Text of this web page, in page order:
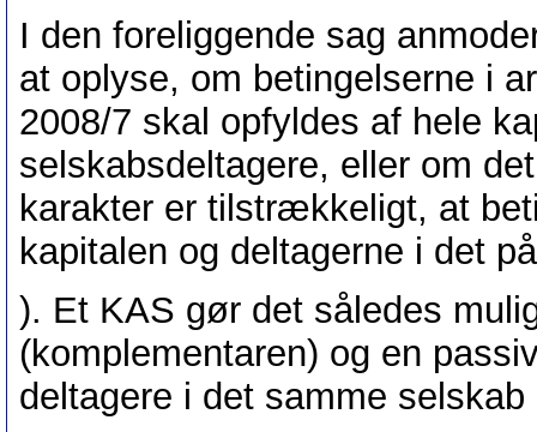
I den foreliggende sag
at oplyse, om betingelserne i
2008/7 skal opfyldes af hele
selskabsdeltagere, eller om
karakter er tilstrækkeligt, at
kapitalen og deltagerne i det
). Et KAS gør det således
(komplementaren) og en
deltagere i det samme selskab